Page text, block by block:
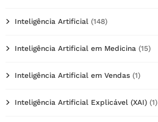
Inteligência Artificial (148)
Inteligência Artificial em Medicina (15)
Inteligência Artificial em Vendas (1)
Inteligência Artificial Explicável (XAI) (1)